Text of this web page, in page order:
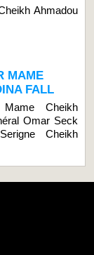
Ahmadou
MAME
FALL
Cheikh
Omar Seck
Cheikh